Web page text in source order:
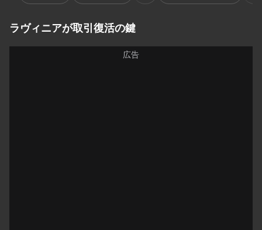
ラヴィニアが取引復活の鍵